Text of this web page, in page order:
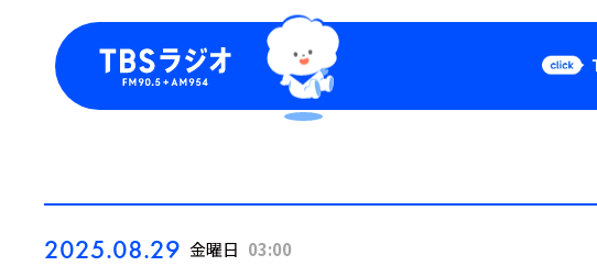
Podcast
2025.08.29 金曜日 03:00